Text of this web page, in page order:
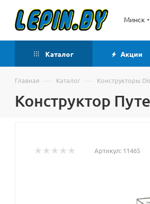
Минск
Каталог Акции
Главная — Каталог — Конструкторы
Конструктор
Артикул: 11465